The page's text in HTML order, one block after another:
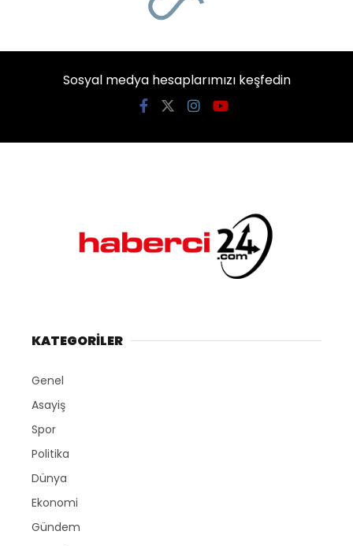
Sosyal medya hesaplarımızı keşfedin
KATEGORİLER
Genel
Asayiş
Spor
Politika
Dünya
Ekonomi
Gündem